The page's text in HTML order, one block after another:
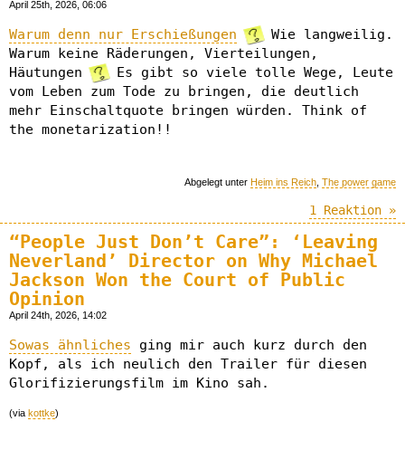
April 25th, 2026, 06:06
Warum denn nur Erschießungen
Wie langweilig.
Warum keine Räderungen, Vierteilungen,
Häutungen
Es gibt so viele tolle Wege, Leute
vom Leben zum Tode zu bringen, die deutlich
mehr Einschaltquote bringen würden. Think of
the monetarization!!
Abgelegt unter Heim ins Reich The power game
1 Reaktion »
“People Just Don’t Care”: ‘Leaving
Neverland’ Director on Why Michael
Jackson Won the Court of Public
Opinion
April 24th, 2026, 14:02
Sowas ähnliches ging mir auch kurz durch den
Kopf, als ich neulich den Trailer für diesen
Glorifizierungsfilm im Kino sah.
(via kottke)